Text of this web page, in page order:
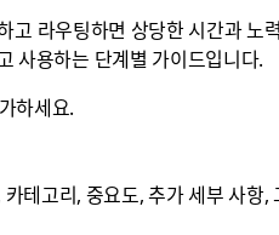
라우팅하면 상당한 시간과 노
사용하는 단계별 가이드입니다.
하세요.
테고리, 중요도, 추가 세부 사항,